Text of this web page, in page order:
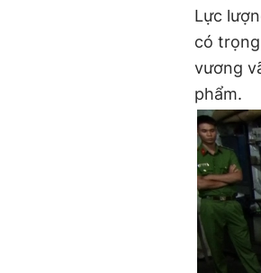
Lực
có
vương
phẩm.